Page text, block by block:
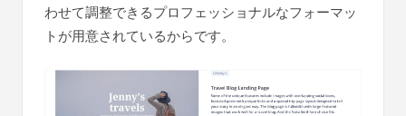
わせて調整できるプロフェッショナルなフォーマッ
トが用意されているからです。